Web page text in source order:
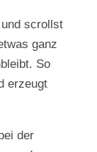
scrollst
ganz
So
erzeugt
der